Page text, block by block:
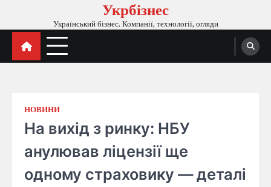
вмісту
Укрбізнес
Український бізнес. Компанії, технології, огляди
НОВИНИ
На вихід з ринку: НБУ
анулював ліцензії ще
одному страховику — деталі